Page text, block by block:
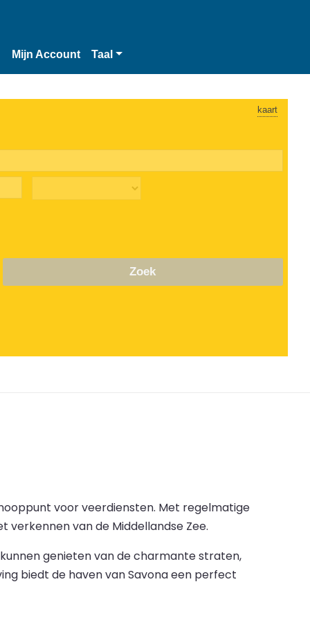
Mijn Account Taal
kaart
Zoek
voor veerdiensten. Met regelmatige
verkennen van de Middellandse Zee.
genieten van de charmante straten,
biedt de haven van Savona een perfect